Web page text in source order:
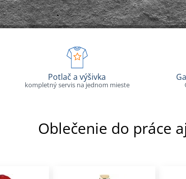
Potlač a výšivka
kompletný servis na jednom mieste
Oblečenie do práce